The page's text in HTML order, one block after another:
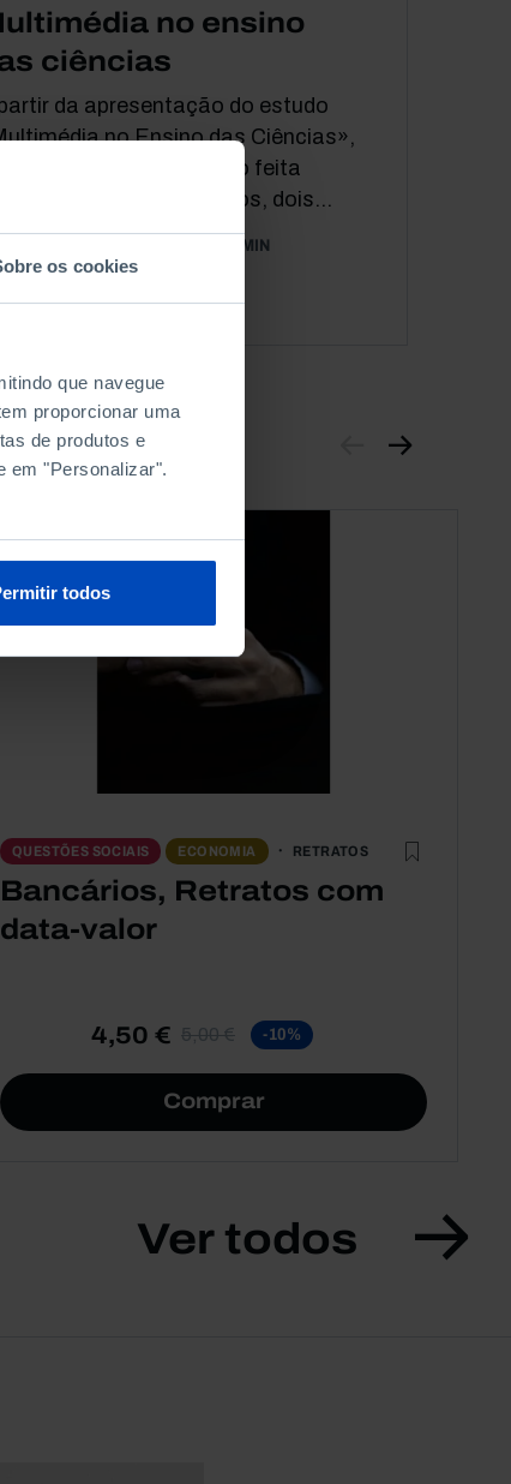
os cookies
que navegue
proporcionar uma
de produtos e
em "Personalizar".
todos
no ensino
ciências
da apresentação do estudo
no Ensino das Ciências»,
compila a investigação feita
área nos últimos anos, dois...
192 MIN
QUESTÕES SOCIAIS ECONOMIA RETRATOS
Bancários, Retratos com
data-valor
4,50 € 5,00 € -10%
Comprar
Ver todos